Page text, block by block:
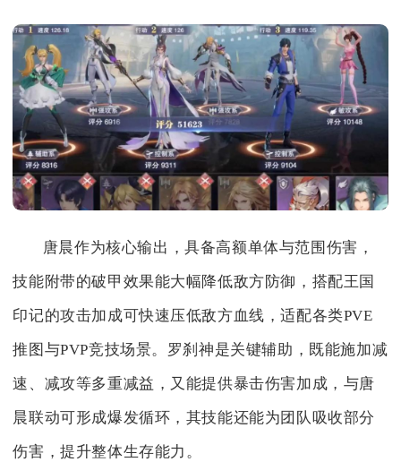
唐晨作为核心输出，具备高额单体与范围伤害，
技能附带的破甲效果能大幅降低敌方防御，搭配王国
印记的攻击加成可快速压低敌方血线，适配各类PVE
推图与PVP竞技场景。罗刹神是关键辅助，既能施加减
速、减攻等多重减益，又能提供暴击伤害加成，与唐
晨联动可形成爆发循环，其技能还能为团队吸收部分
伤害，提升整体生存能力。